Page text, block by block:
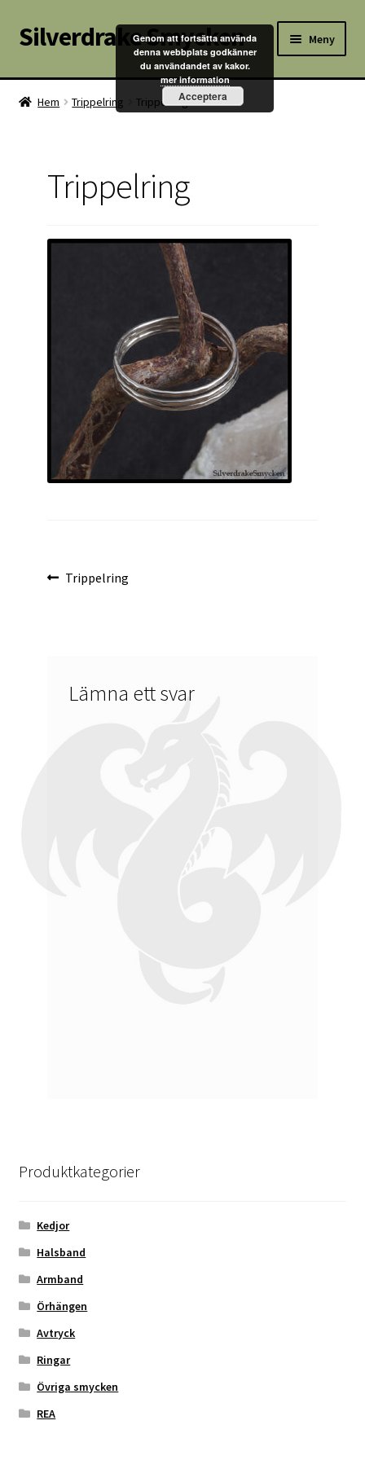
Hoppa
till
Hoppa
till
Silverdrake Smycken Meny
Hem
Hem Trippelring Trippelring
Trippelring
Inläggsnavigering
Föregående
Trippelring
Lämna ett svar
Produktkategorier
Kedjor
Halsband
Armband
Örhängen
Avtryck
Ringar
Övriga smycken
REA
Genom att fortsätta använda
denna webbplats godkänner
du användandet av kakor.
mer information
Acceptera